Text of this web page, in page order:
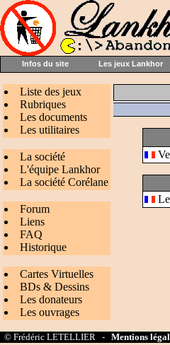
Infos du site Les jeux Lankhor
Liste des jeux
Rubriques
Les documents
Les utilitaires
La société
L'équipe Lankhor
La société Corélane
Forum
Liens
FAQ
Historique
Cartes Virtuelles
BDs & Dessins
Les donateurs
Les ouvrages
© Frédéric LETELLIER - Mentions